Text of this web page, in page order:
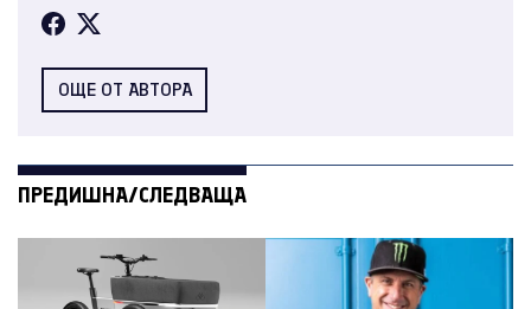
ОЩЕ ОТ АВТОРА
ПРЕДИШНА/СЛЕДВАЩА